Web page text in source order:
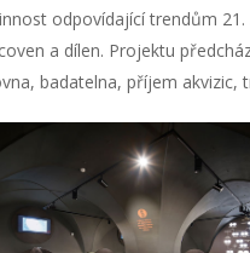
odpovídající trendům
a dílen. Projektu
badatelna, příjem